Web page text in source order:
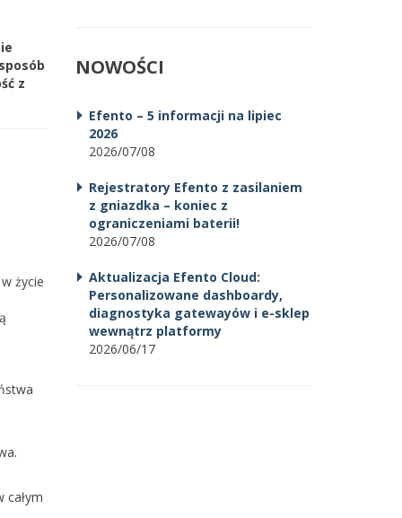
z
życie
całym
NOWOŚCI
Efento – 5 informacji na lipiec
2026
2026/07/08
Rejestratory Efento z zasilaniem
z gniazdka – koniec z
ograniczeniami baterii!
2026/07/08
Aktualizacja Efento Cloud:
Personalizowane dashboardy,
diagnostyka gatewayów i e-sklep
wewnątrz platformy
2026/06/17